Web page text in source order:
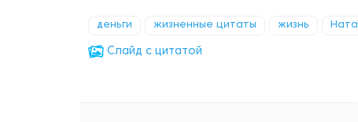
деньги жизненные цитаты жизнь
Cлайд с цитатой